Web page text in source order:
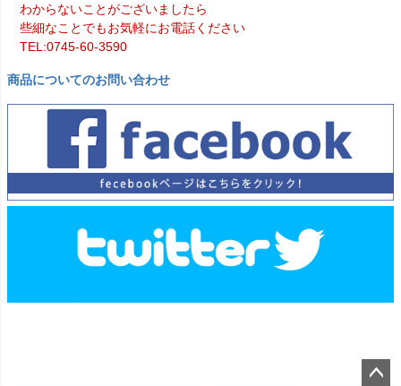
わからないことがございましたら
些細なことでもお気軽にお電話ください
TEL:0745-60-3590
商品についてのお問い合わせ